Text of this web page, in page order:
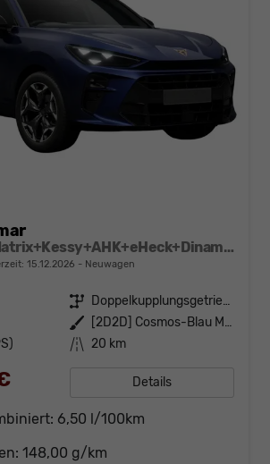
1.5 eTSI DSG Matrix+Kessy+AHK+eHeck+Dinamica+CarPlay+eHeck+GV5
15.12.2026 Neuwagen
Getriebe
Doppelkupplungsgetriebe (DSG)
Außenfarbe
[2D2D] Cosmos-Blau Metallic
Kilometerstand 20 km
Details
6,50 l/100km
148,00 g/km